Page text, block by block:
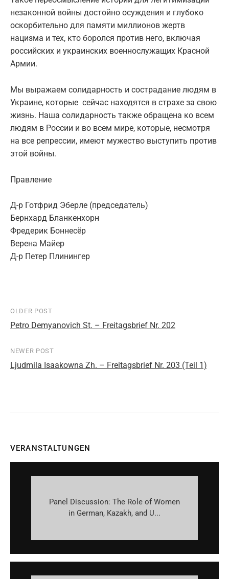
незаконной войны достойно осуждения и глубоко
оскорбительно для памяти миллионов жертв
нацизма и тех, кто боролся против него, включая
российских и украинских военнослужащих Красной
Армии.
Мы выражаем солидарность и сострадание людям в
Украине, которые сейчас находятся в страхе за свою
жизнь. Наша солидарность также обращена ко всем
людям в России и во всем мире, которые, несмотря
на все репрессии, имеют мужество выступить против
этой войны.
Правление
Д-р Готфрид Эберле (председатель)
Бернхард Бланкенхорн
Фредерик Боннесёр
Верена Майер
Д-р Петер Плинингер
Post
navigation
OLDER POST
Petro Demyanovich St. – Freitagsbrief Nr. 202
NEWER POST
Ljudmila Isaakowna Zh. – Freitagsbrief Nr. 203 (Teil 1)
VERANSTALTUNGEN
Panel Discussion: The Role of Women
in German, Kazakh, and U...